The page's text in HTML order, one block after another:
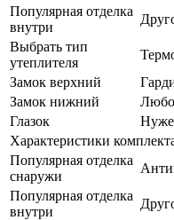
Популярная отделка
внутри
Выбрать тип
утеплителя
Замок верхний
Замок нижний
Глазок
Характеристики
Популярная отделка
снаружи
Популярная отделка
внутри